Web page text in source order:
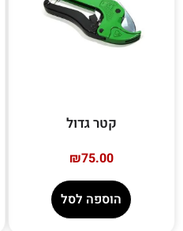
קטר גדול
₪75.00
הוספה לסל